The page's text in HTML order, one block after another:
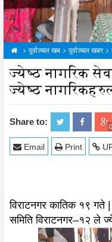
पूर्वाञ्चल खब पूर्वाञ्चल खबर
ज्येष्ठ नागरिक
ज्येष्ठ
Share to: 0
Print
Email
विराटनगर कातिक १९ गते |
समिति विराटनगर–१२ ले